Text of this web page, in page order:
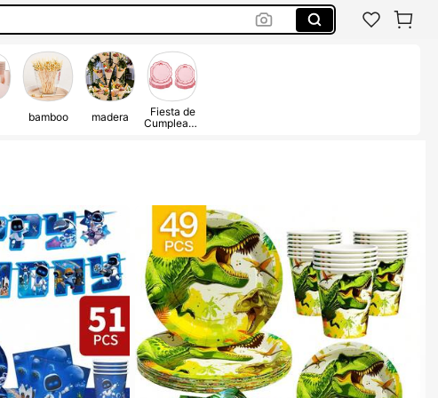
bamboo madera
Fiesta de
Cumpleaño